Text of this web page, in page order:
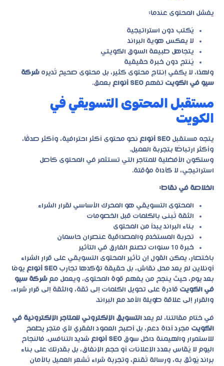
يفشل المحتوى عندما:
يُكتب دون استراتيجية
لا يعكس هوية البراند
يتجاهل طبيعة السوق الكويتي
يُنتج دون خبرة حقيقية
ولهذا، لا يكفي إنتاج محتوى كثير، بل محتوى صحيح تُديره شركة
سيو في الكويت تفهم SEO أنواع بعمق.
مستقبل المحتوى التسويقي في
الكويت
يتجه مستقبل SEO أنواع
نحو محتوى أكثر احترافية، وأكثر صدقًا،
وأكثر ارتباطًا بتجربة العميل.
وستكون الأفضلية للمتاجر التي تستثمر في المحتوى كأصل
استراتيجي، لا كأداة مؤقتة.
الخلاصة في نقاط:
المحتوى التسويقي هو المحرك الأساسي لقرار الشراء
الثقة تُبنى بالكلمات قبل الخصومات
بناء البراند يبدأ من المحتوى
تجربة المستخدم والمصداقية عنصران حاسمان
خبرة 10 سنوات تصنع الفارق في التأثير
باختصار، يمكن القول إن تأثير المحتوى التسويقي على قرار الشراء
أونلاين لم يعد محل نقاش، بل حقيقة تؤكدها تجارب SEO أنواع
يومًا
بعد يوم، حيث ينجح من يفهم قوة المحتوى، ويعمل مع شركة سيو
في الكويت قادرة على تحويل الكلمات إلى ثقة، والثقة إلى قرار شراء،
والقرار إلى علاقة طويلة الأمد مع البراند.
في ختام مقالتنا، لم يعد التسويق الإلكتروني للمتاجر الإلكترونية في
الكويت مجرد أداة دعم، بل أصبح العمود الفقري لأي متجر يطمح
للاستمرار والهيمنة داخل سوق SEO أنواع
شديد التنافس. فالنجاح
اليوم لا يُقاس بعدد الإعلانات أو حجم الإنفاق، بل بقدرتك على بناء
براند يُوثَق به، ورسالة تُقنع، وتجربة شراء تُشعِر العميل بالأمان